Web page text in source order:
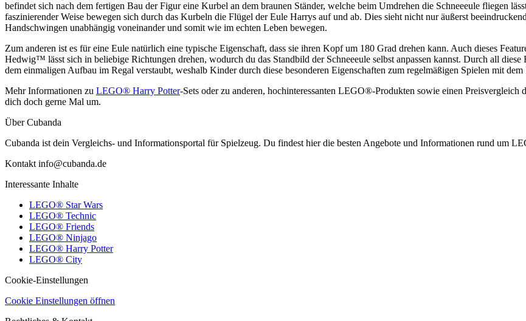
befindet sich nach dem fertigen Bau der Figur eine Kurbel an dem braunen Ständer, welche beim Umdrehen die Schneeeule fliegen
faszinierender Weise bewegen sich durch das Kurbeln die Flügel der Eule Harrys auf und ab. Dies sieht nicht nur äußerst
Handschwingen unabhängig voneinander und somit wie im echten Leben bewegen.
Zum anderen ist es für eine Eule natürlich eine typische Eigenschaft, dass sie ihren Kopf um 180 Grad drehen kann. Auch dieses
Hedwig™ lässt sich in beliebige Richtungen drehen, wodurch du das Standbild der Schneeeule selbst anpassen kannst. Durch all
dem einmaligen Aufbau im Regal verstaubt, weshalb Kinder durch diese besonderen Eigenschaften zum regelmäßigen Spielen mit
Mehr Informationen zu LEGO® Harry Potter-Sets oder zu anderen, hochinteressanten LEGO®-Produkten sowie einen Preisvergleich
dich doch gerne Mal um.
Über Cubanda
Cubanda ist dein Vergleichs- und Informationsportal für Spielzeug. Du findest hier die besten Angebote und Informationen rund um
Kontakt info@cubanda.de
Interessante Inhalte
LEGO® Star Wars
LEGO® Technic
LEGO® Friends
LEGO® Ninjago
LEGO® Harry Potter
LEGO® City
Cookie-Einstellungen
Cookie Einstellungen öffnen